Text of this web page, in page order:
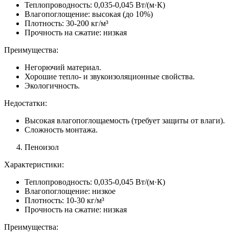
Теплопроводность: 0,035-0,045 Вт/(м·К)
Влагопоглощение: высокая (до 10%)
Плотность: 30-200 кг/м³
Прочность на сжатие: низкая
Преимущества:
Негорючий материал.
Хорошие тепло- и звукоизоляционные свойства.
Экологичность.
Недостатки:
Высокая влагопоглощаемость (требует защиты от влаги).
Сложность монтажа.
Пеноизол
Характеристики:
Теплопроводность: 0,035-0,045 Вт/(м·К)
Влагопоглощение: низкое
Плотность: 10-30 кг/м³
Прочность на сжатие: низкая
Преимущества: